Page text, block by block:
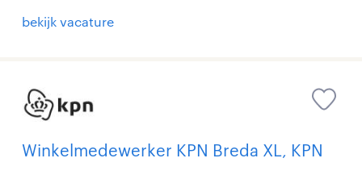
bekijk vacature
Winkelmedewerker KPN Breda XL, KPN